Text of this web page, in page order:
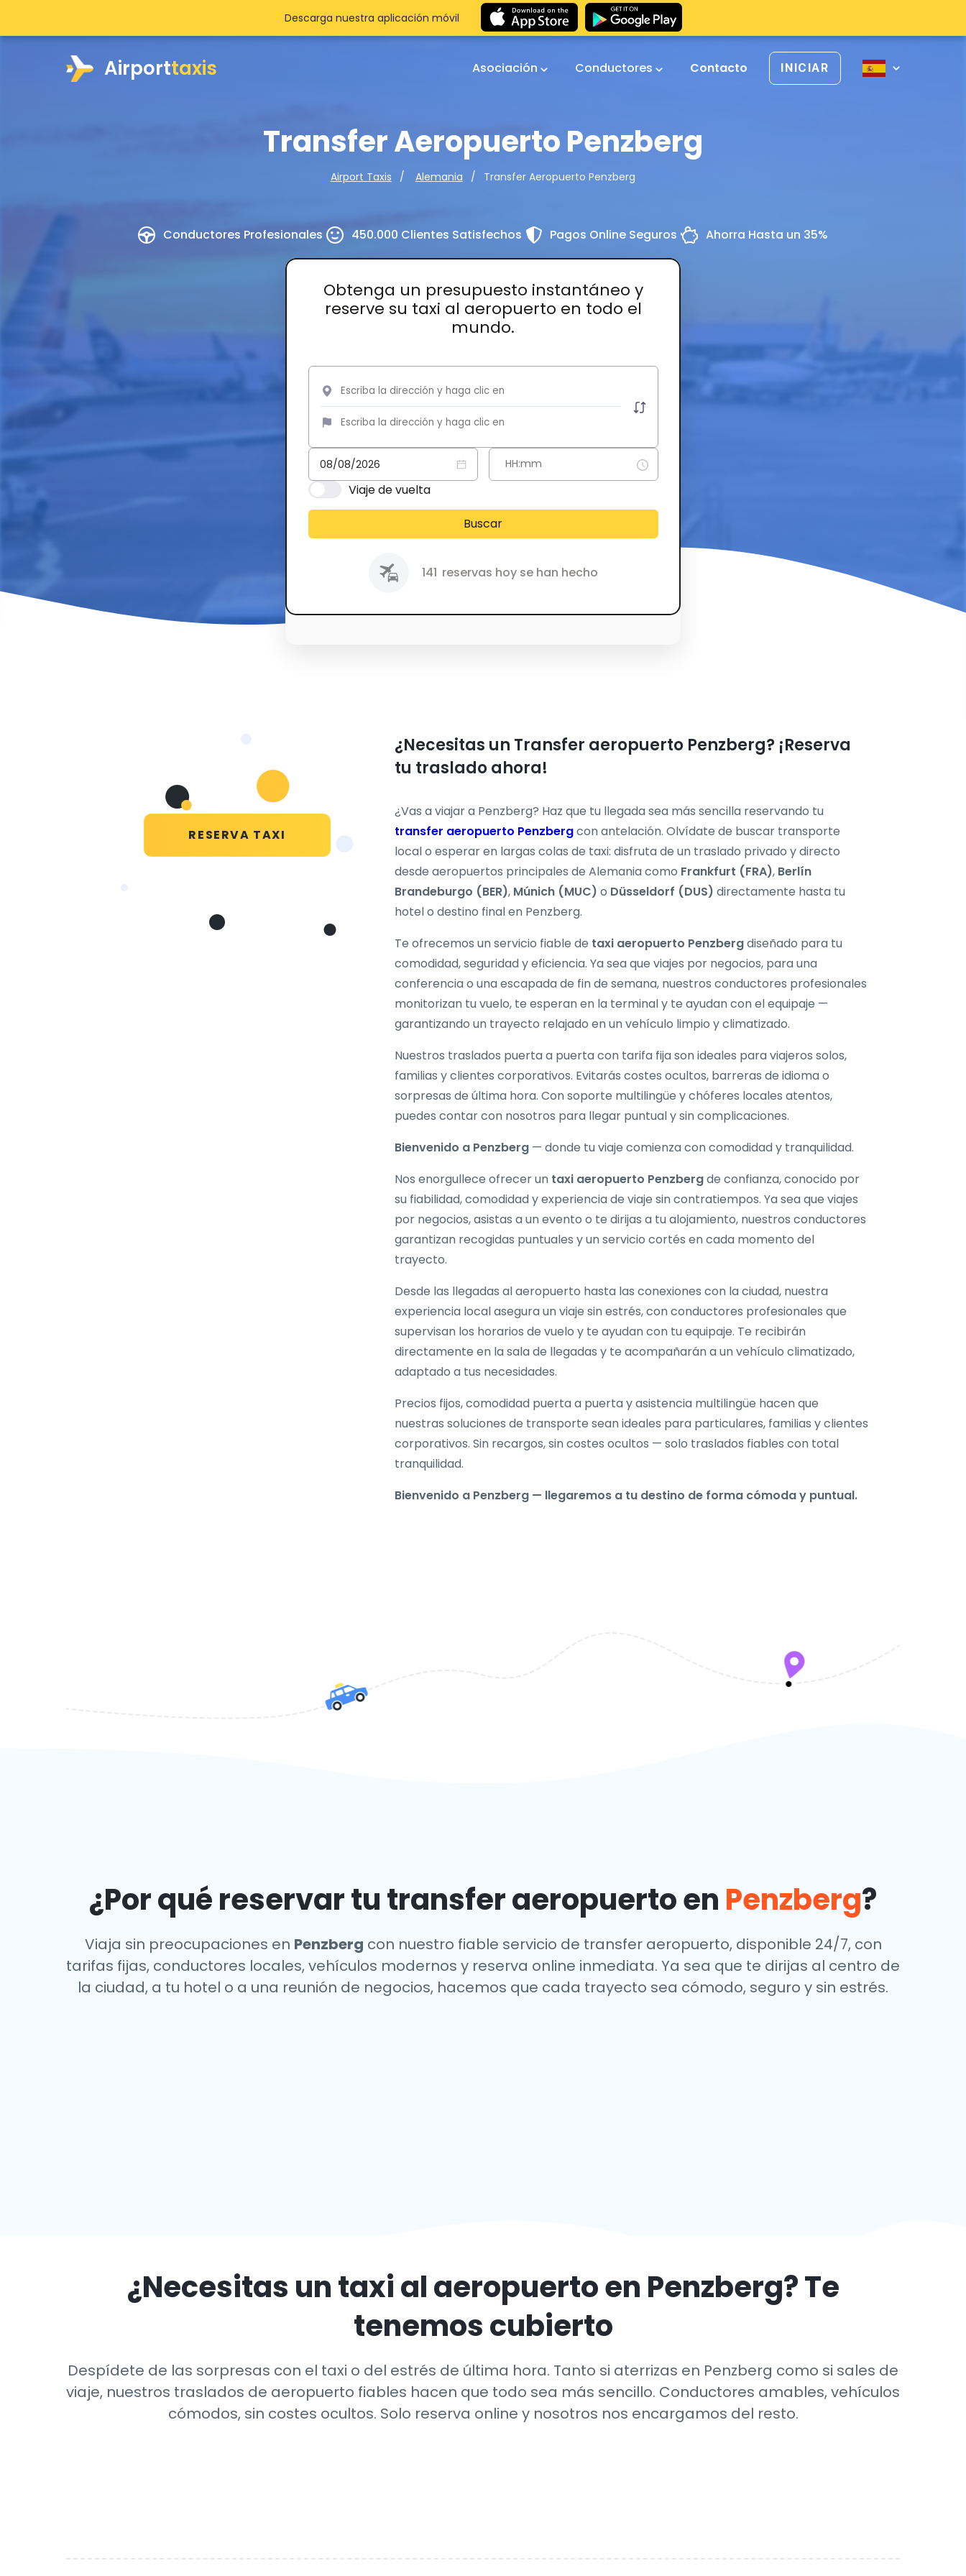
Airporttaxis Asociación Conductores Contacto INICIAR
Transfer Aeropuerto Penzberg
Airport Taxis Alemania Transfer Aeropuerto Penzberg
Conductores Profesionales 450.000 Clientes Satisfechos Pagos Online Seguros Ahorra Hasta un 35%
Obtenga un presupuesto instantáneo y
reserve su taxi al aeropuerto en todo el
mundo.
Viaje de vuelta
Buscar
141 reservas hoy se han hecho
Descarga nuestra aplicación móvil
RESERVA TAXI
¿Necesitas un Transfer aeropuerto Penzberg? ¡Reserva
tu traslado ahora!
¿Vas a viajar a Penzberg? Haz que tu llegada sea más sencilla reservando tu
transfer aeropuerto Penzbergcon antelación. Olvídate de buscar transporte
local o esperar en largas colas de taxi: disfruta de un traslado privado y directo
desde aeropuertos principales de Alemania como Frankfurt (FRA), Berlín
Brandeburgo (BER), Múnich (MUC) o Düsseldorf (DUS) directamente hasta tu
hotel o destino final en Penzberg.
Te ofrecemos un servicio fiable de taxi aeropuerto Penzbergdiseñado para tu
comodidad, seguridad y eficiencia. Ya sea que viajes por negocios, para una
conferencia o una escapada de fin de semana, nuestros conductores profesionales
monitorizan tu vuelo, te esperan en la terminal y te ayudan con el equipaje —
garantizando un trayecto relajado en un vehículo limpio y climatizado.
Nuestros traslados puerta a puerta con tarifa fija son ideales para viajeros solos,
familias y clientes corporativos. Evitarás costes ocultos, barreras de idioma o
sorpresas de última hora. Con soporte multilingüe y chóferes locales atentos,
puedes contar con nosotros para llegar puntual y sin complicaciones.
Bienvenido a Penzberg — donde tu viaje comienza con comodidad y tranquilidad.
Nos enorgullece ofrecer un taxi aeropuerto Penzbergde confianza, conocido por
su fiabilidad, comodidad y experiencia de viaje sin contratiempos. Ya sea que viajes
por negocios, asistas a un evento o te dirijas a tu alojamiento, nuestros conductores
garantizan recogidas puntuales y un servicio cortés en cada momento del
trayecto.
Desde las llegadas al aeropuerto hasta las conexiones con la ciudad, nuestra
experiencia local asegura un viaje sin estrés, con conductores profesionales que
supervisan los horarios de vuelo y te ayudan con tu equipaje. Te recibirán
directamente en la sala de llegadas y te acompañarán a un vehículo climatizado,
adaptado a tus necesidades.
Precios fijos, comodidad puerta a puerta y asistencia multilingüe hacen que
nuestras soluciones de transporte sean ideales para particulares, familias y clientes
corporativos. Sin recargos, sin costes ocultos — solo traslados fiables con total
tranquilidad.
Bienvenido a Penzberg — llegaremos a tu destino de forma cómoda y puntual.
¿Por qué reservar tu transfer aeropuerto en Penzberg?
Viaja sin preocupaciones en Penzberg con nuestro fiable servicio de transfer aeropuerto, disponible 24/7, con
tarifas fijas, conductores locales, vehículos modernos y reserva online inmediata. Ya sea que te dirijas al centro de
la ciudad, a tu hotel o a una reunión de negocios, hacemos que cada trayecto sea cómodo, seguro y sin estrés.
¿Necesitas un taxi al aeropuerto en Penzberg? Te
tenemos cubierto
Despídete de las sorpresas con el taxi o del estrés de última hora. Tanto si aterrizas en Penzberg como si sales de
viaje, nuestros traslados de aeropuerto fiables hacen que todo sea más sencillo. Conductores amables, vehículos
cómodos, sin costes ocultos. Solo reserva online y nosotros nos encargamos del resto.